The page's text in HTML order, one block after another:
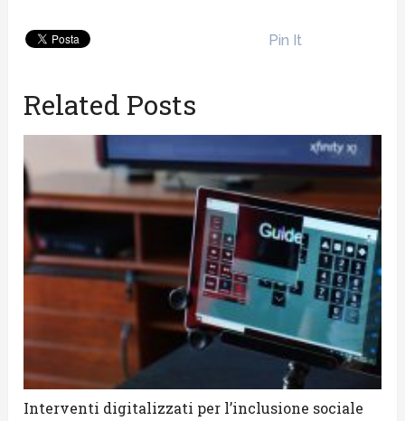
Pin It
Related Posts
Interventi digitalizzati per l’inclusione sociale